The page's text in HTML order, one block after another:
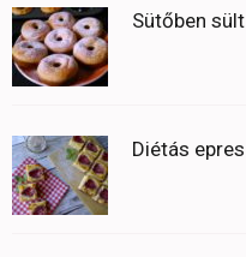
Sütőben
Diétás